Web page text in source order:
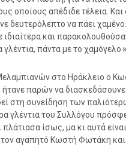
οποίους απέδιδε τέλεια. Και
δευτερόλεπτο να πάει
και
πάντα με το χαμόγελο
στο Ηράκλειο ο
παρών να διασκεδάσουνε.
στη συνείδηση των
γλέντια του Συλλόγου
ίσως, μα κι αυτά
τον αγαπητό Κωστή Φωτάκη